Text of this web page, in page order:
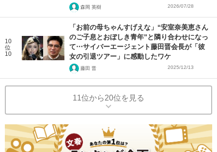
森岡 英樹 2026/07/28
10
位
10
「お前の母ちゃんすげえな」“安室奈美恵さん
のご子息とおぼしき青年”と隣り合わせになっ
て⋯サイバーエージェント藤田晋会長が「彼
女の引退ツアー」に感動したワケ
藤田 晋 2025/12/13
11位から20位を見る